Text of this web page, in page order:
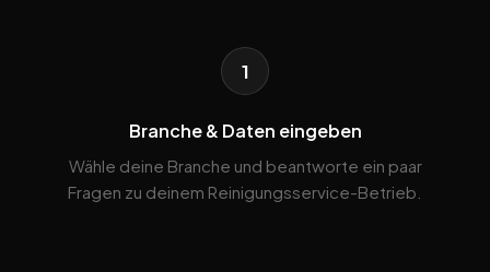
1
Branche & Daten eingeben
Wähle deine Branche und beantworte ein paar
Fragen zu deinem Reinigungsservice-Betrieb.